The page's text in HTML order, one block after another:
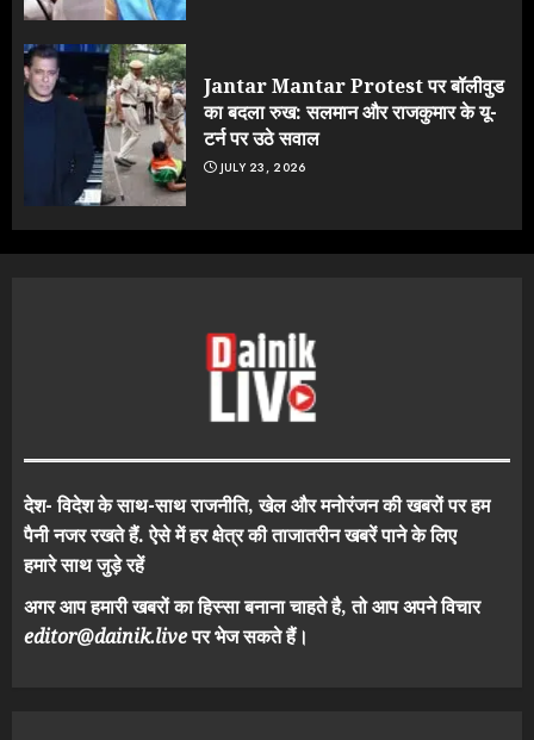
Jantar Mantar Protest पर बॉलीवुड
का बदला रुख: सलमान और राजकुमार के यू-
टर्न पर उठे सवाल
JULY 23, 2026
देश- विदेश के साथ-साथ राजनीति, खेल और मनोरंजन की खबरों पर हम
पैनी नजर रखते हैं. ऐसे में हर क्षेत्र की ताजातरीन खबरें पाने के लिए
हमारे साथ जुड़े रहें
अगर आप हमारी खबरों का हिस्सा बनाना चाहते है, तो आप अपने विचार
editor@dainik.liveपर भेज सकते हैं।